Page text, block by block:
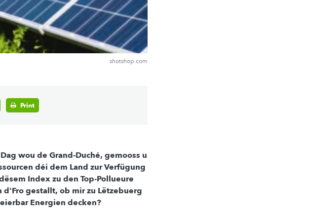
shotshop.com
Print
wou de Grand-Duché, gemooss u
déi dem Land zur Verfügung
Index zu den Top-Pollueure
gestallt, ob mir zu Lëtzebuerg
Energien decken?